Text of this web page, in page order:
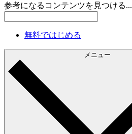
参考になるコンテンツを見つける...
無料ではじめる
メニュー